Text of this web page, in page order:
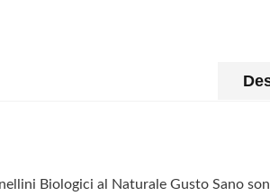
Biologici al Naturale Gusto Sano